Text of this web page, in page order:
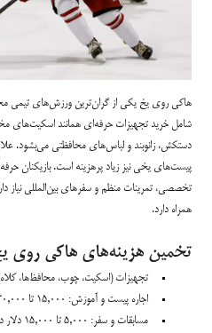
هاکی روی یخ یکی از گران‌ترین ورزش‌های تیمی
شامل خرید تجهیزات حرفه‌ای همانند اسکیت‌های
دستکش، زانوبند و لباس‌های محافظتی می‌بشود.
پیست‌های یخی نیز زیاد پرهزینه است. بازیکنان
تخصصی، تمرینات منظم و سفرهای بین‌المللی نیاز
همراه دارد.
تخمین هزینه‌های هاکی روی
تجهیزات (اسکیت، چوب، محافظ‌ها، کلاه): ۱,۵۰۰ تا ۳,۰۰۰
اجاره پیست و آموزش: ۱۵,۰۰۰ تا ۳۰,۰۰۰ دلار در سال
مسابقات و سفر: ۵,۰۰۰ تا ۱۵,۰۰۰ دلار در سال